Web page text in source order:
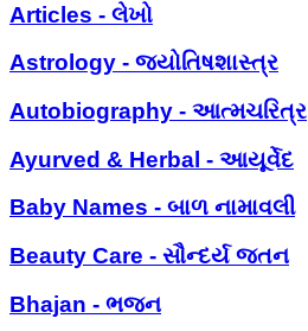
Articles - લેખો
Astrology - જ્યોતિષશાસ્ત્ર
Autobiography - આત્મચરિત્ર
Ayurved & Herbal - આયૂર્વેદ
Baby Names - બાળ નામાવલી
Beauty Care - સૌન્દર્ય જતન
Bhajan - ભજન